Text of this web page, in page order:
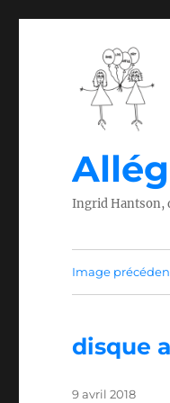
Ingrid
Image
disque
Publié
9 avril 2018